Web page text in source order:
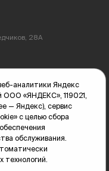
28А
аналитики Яндекс
«ЯНДЕКС», 119021,
— Яндекс), сервис
с целью сбора
обслуживания.
технологий.